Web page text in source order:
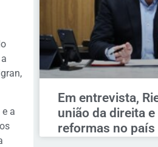
a
Em entrevista,
união da direita
reformas no país